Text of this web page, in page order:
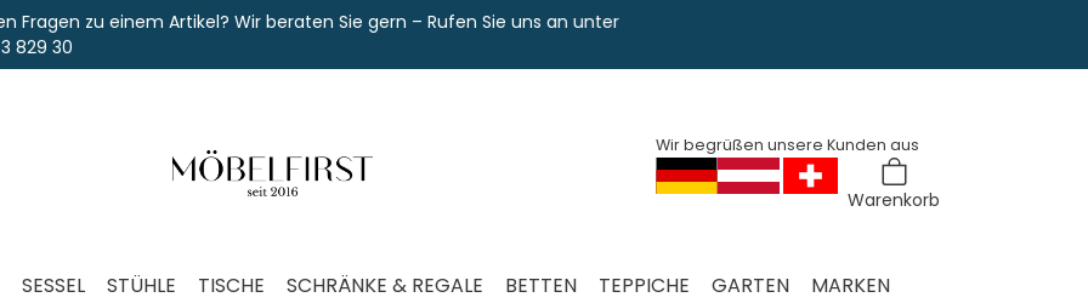
zu einem Artikel? Wir beraten Sie gern – Rufen Sie uns an unter
30
Wir begrüßen unsere Kunden aus
Warenkorb
SESSEL STÜHLE TISCHE SCHRÄNKE & REGALE BETTEN TEPPICHE GARTEN MARKEN